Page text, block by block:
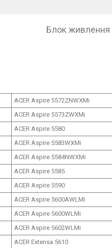
Блок живлення
ACER Aspire 5572ZNWXMi
ACER Aspire 5573ZWXMi
ACER Aspire 5580
ACER Aspire 5583WXMi
ACER Aspire 5584NWXMi
ACER Aspire 5585
ACER Aspire 5590
ACER Aspire 5600AWLMi
ACER Aspire 5600WLMi
ACER Aspire 5602WLMi
ACER Extensa 5610